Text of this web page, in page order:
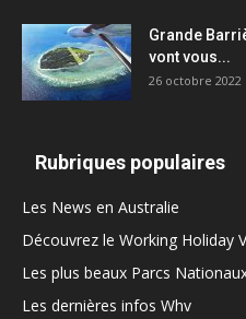
Grande
vont vous...
26 octobre 2022
Rubriques populaires
Les News en Australie
Découvrez le Working Holiday
Les plus beaux Parcs
Les dernières infos Whv